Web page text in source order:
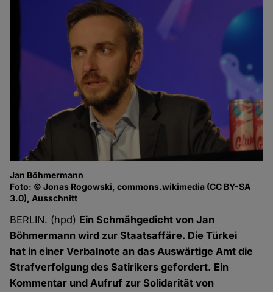
Jan Böhmermann
Foto: © Jonas Rogowski, commons.wikimedia (CC BY-SA
3.0), Ausschnitt
BERLIN. (hpd) Ein Schmähgedicht von Jan
Böhmermann wird zur Staatsaffäre. Die Türkei
hat in einer Verbalnote an das Auswärtige Amt die
Strafverfolgung des Satirikers gefordert. Ein
Kommentar und Aufruf zur Solidarität von